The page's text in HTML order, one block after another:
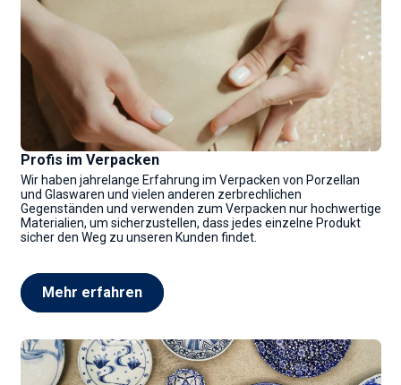
Profis im Verpacken
Wir haben jahrelange Erfahrung im Verpacken von Porzellan
und Glaswaren und vielen anderen zerbrechlichen
Gegenständen und verwenden zum Verpacken nur hochwertige
Materialien, um sicherzustellen, dass jedes einzelne Produkt
sicher den Weg zu unseren Kunden findet.
Mehr erfahren